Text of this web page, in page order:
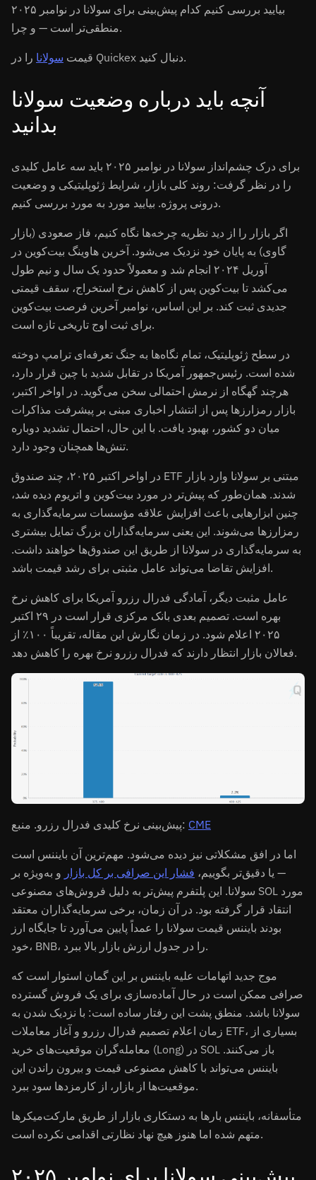
بیایید بررسی کنیم کدام پیش‌بینی برای سولانا در نوامبر ۲۰۲۵
منطقی‌تر است — و چرا.
قیمت سولانا را در Quickex دنبال کنید.
آنچه باید درباره وضعیت سولانا
بدانید
برای درک چشم‌انداز سولانا در نوامبر ۲۰۲۵ باید سه عامل کلیدی
را در نظر گرفت: روند کلی بازار، شرایط ژئوپلیتیکی و وضعیت
درونی پروژه. بیایید مورد به مورد بررسی کنیم.
اگر بازار را از دید نظریه چرخه‌ها نگاه کنیم، فاز صعودی (بازار
گاوی) به پایان خود نزدیک می‌شود. آخرین هاوینگ بیت‌کوین در
آوریل ۲۰۲۴ انجام شد و معمولاً حدود یک سال و نیم طول
می‌کشد تا بیت‌کوین پس از کاهش نرخ استخراج، سقف قیمتی
جدیدی ثبت کند. بر این اساس، نوامبر آخرین فرصت بیت‌کوین
برای ثبت اوج تاریخی تازه است.
در سطح ژئوپلیتیک، تمام نگاه‌ها به جنگ تعرفه‌ای ترامپ دوخته
شده است. رئیس‌جمهور آمریکا در تقابل شدید با چین قرار دارد،
هرچند گهگاه از نرمش احتمالی سخن می‌گوید. در اواخر اکتبر،
بازار رمزارزها پس از انتشار اخباری مبنی بر پیشرفت مذاکرات
میان دو کشور، بهبود یافت. با این حال، احتمال تشدید دوباره
تنش‌ها همچنان وجود دارد.
در اواخر اکتبر ۲۰۲۵، چند صندوق ETF مبتنی بر سولانا وارد بازار
شدند. همان‌طور که پیش‌تر در مورد بیت‌کوین و اتریوم دیده شد،
چنین ابزارهایی باعث افزایش علاقه مؤسسات سرمایه‌گذاری به
رمزارزها می‌شوند. این یعنی سرمایه‌گذاران بزرگ تمایل بیشتری
به سرمایه‌گذاری در سولانا از طریق این صندوق‌ها خواهند داشت.
افزایش تقاضا می‌تواند عامل مثبتی برای رشد قیمت باشد.
عامل مثبت دیگر، آمادگی فدرال رزرو آمریکا برای کاهش نرخ
بهره است. تصمیم بعدی بانک مرکزی قرار است در ۲۹ اکتبر
۲۰۲۵ اعلام شود. در زمان نگارش این مقاله، تقریباً ۱۰۰٪ از
فعالان بازار انتظار دارند که فدرال رزرو نرخ بهره را کاهش دهد.
پیش‌بینی نرخ کلیدی فدرال رزرو. منبع: CME
اما در افق مشکلاتی نیز دیده می‌شود. مهم‌ترین آن بایننس است
— یا دقیق‌تر بگوییم، فشار این صرافی بر کل بازار و به‌ویژه بر
سولانا. این پلتفرم پیش‌تر به دلیل فروش‌های مصنوعی SOL مورد
انتقاد قرار گرفته بود. در آن زمان، برخی سرمایه‌گذاران معتقد
بودند بایننس قیمت سولانا را عمداً پایین می‌آورد تا جایگاه ارز
خود، BNB، را در جدول ارزش بازار بالا ببرد.
موج جدید اتهامات علیه بایننس بر این گمان استوار است که
صرافی ممکن است در حال آماده‌سازی برای یک فروش گسترده
سولانا باشد. منطق پشت این رفتار ساده است: با نزدیک شدن به
زمان اعلام تصمیم فدرال رزرو و آغاز معاملات ETF، بسیاری از
معامله‌گران موقعیت‌های خرید (Long) در SOL باز می‌کنند.
بایننس می‌تواند با کاهش مصنوعی قیمت و بیرون راندن این
موقعیت‌ها از بازار، از کارمزدها سود ببرد.
متأسفانه، بایننس بارها به دستکاری بازار از طریق مارکت‌میکرها
متهم شده اما هنوز هیچ نهاد نظارتی اقدامی نکرده است.